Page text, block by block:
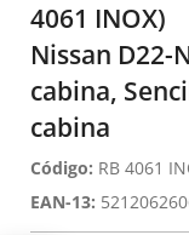
4061 INOX)
Nissan D22-
cabina,
cabina
Código: RB 4061
EAN-13: